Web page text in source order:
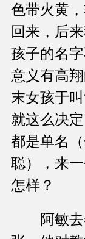
色带火黄
回来，后
孩子的名
意义有高
末女孩于
就这么决
都是单名
聪），来
怎样？
阿敏去